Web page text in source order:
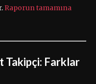
Raporun tamamına
Takipçi: Farklar